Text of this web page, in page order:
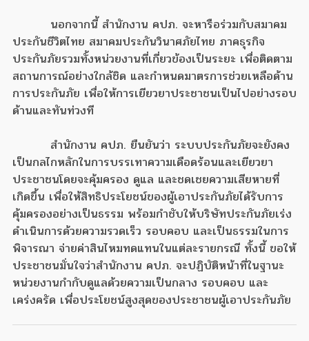
นอกจากนี้ สำนักงาน คปภ. จะหารือร่วมกับสมาคม
ประกันชีวิตไทย สมาคมประกันวินาศภัยไทย ภาคธุรกิจ
ประกันภัยรวมทั้งหน่วยงานที่เกี่ยวข้องเป็นระยะ เพื่อติดตาม
สถานการณ์อย่างใกล้ชิด และกำหนดมาตรการช่วยเหลือด้าน
การประกันภัย เพื่อให้การเยียวยาประชาชนเป็นไปอย่างรอบ
ด้านและทันท่วงที
สำนักงาน คปภ. ยืนยันว่า ระบบประกันภัยจะยังคง
เป็นกลไกหลักในการบรรเทาความเดือดร้อนและเยียวยา
ประชาชนโดยจะคุ้มครอง ดูแล และชดเชยความเสียหายที่
เกิดขึ้น เพื่อให้สิทธิประโยชน์ของผู้เอาประกันภัยได้รับการ
คุ้มครองอย่างเป็นธรรม พร้อมกำชับให้บริษัทประกันภัยเร่ง
ดำเนินการด้วยความรวดเร็ว รอบคอบ และเป็นธรรมในการ
พิจารณา จ่ายค่าสินไหมทดแทนในแต่ละรายกรณี ทั้งนี้ ขอให้
ประชาชนมั่นใจว่าสำนักงาน คปภ. จะปฏิบัติหน้าที่ในฐานะ
หน่วยงานกำกับดูแลด้วยความเป็นกลาง รอบคอบ และ
เคร่งครัด เพื่อประโยชน์สูงสุดของประชาชนผู้เอาประกันภัย